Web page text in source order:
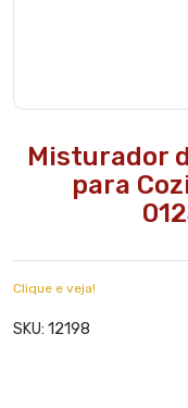
Misturador
para
Clique e veja!
SKU: 12198